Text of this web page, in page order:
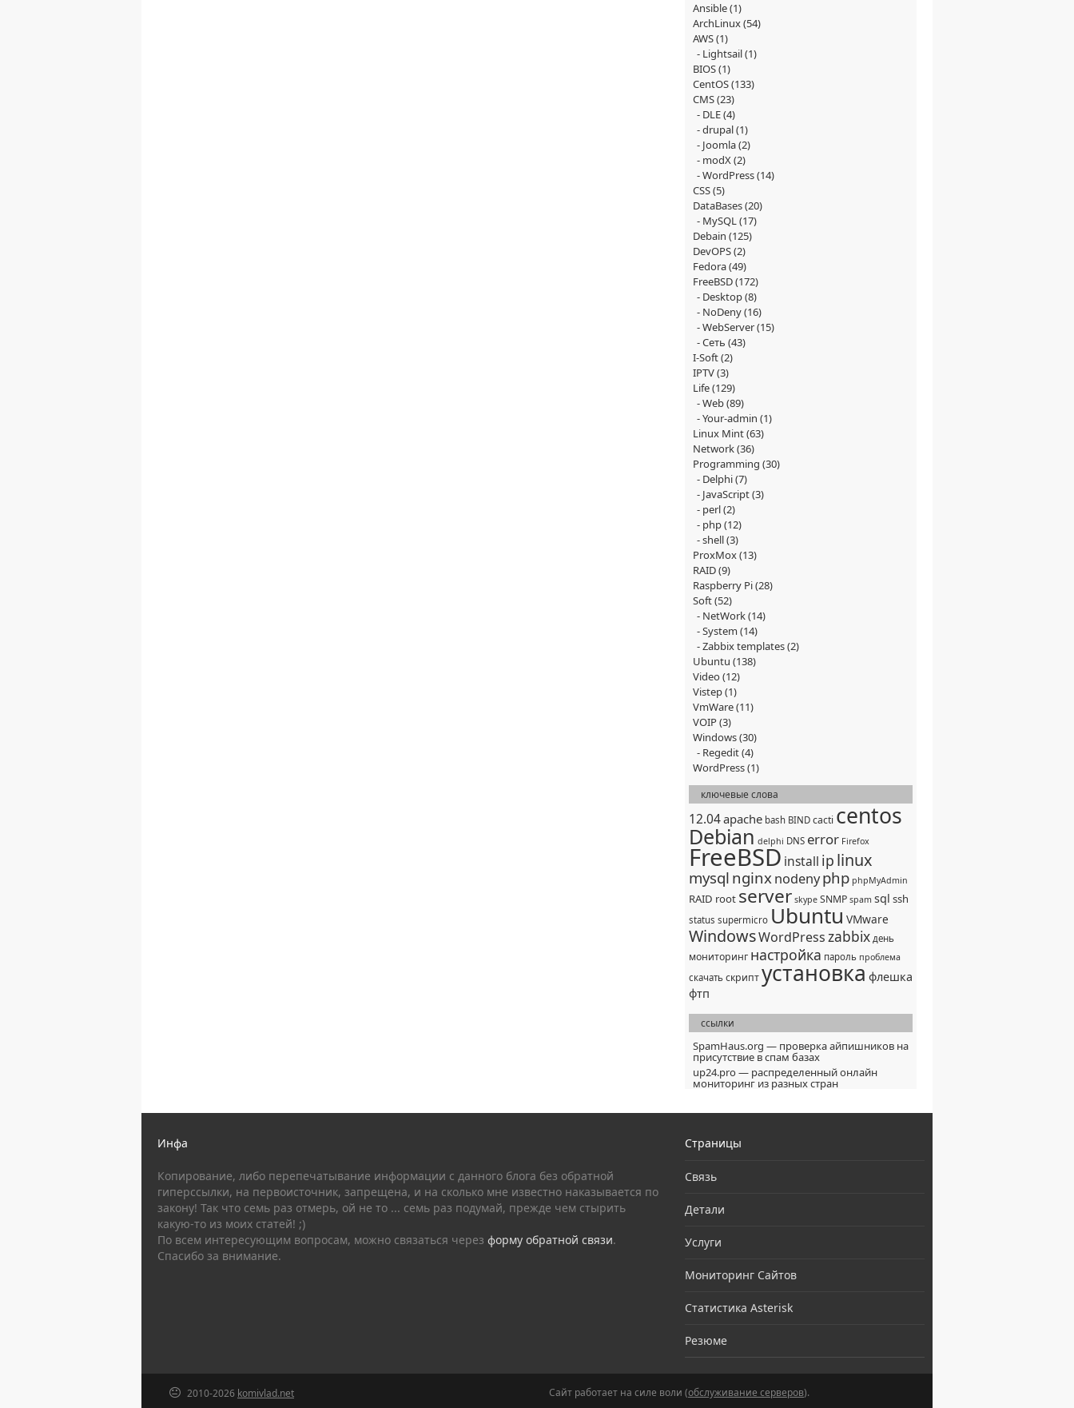
Ansible(1)
ArchLinux(54)
AWS(1)
Lightsail(1)
BIOS(1)
CentOS(133)
CMS(23)
DLE(4)
drupal(1)
Joomla(2)
modX(2)
WordPress(14)
CSS(5)
DataBases(20)
MySQL(17)
Debain (125)
DevOPS(2)
Fedora(49)
FreeBSD(172)
Desktop(8)
NoDeny(16)
WebServer(15)
Сеть (43)
I-Soft(2)
IPTV(3)
Life(129)
Web(89)
Your-admin (1)
Linux Mint(63)
Network(36)
Programming (30)
Delphi(7)
JavaScript(3)
perl(2)
php(12)
shell(3)
ProxMox(13)
RAID(9)
Raspberry Pi(28)
Soft(52)
NetWork(14)
System (14)
Zabbix templates(2)
Ubuntu (138)
Video(12)
Vistep(1)
VmWare(11)
VOIP(3)
Windows(30)
Regedit(4)
WordPress(1)
ключевые слова
12.04apache bash BIND cacti centos
Debian delphi DNS error Firefox
FreeBSD install ip linux
mysql nginxnodenyphp phpMyAdmin
RAID root server skype SNMP spam sql ssh
status supermicro Ubuntu VMware
WindowsWordPresszabbix день
мониторинг настройка пароль проблема
скачать скриптустановка флешка
фтп
ссылки
SpamHaus.org — проверка айпишников на
присутствие в спам базах
up24.pro — распределенный онлайн
мониторинг из разных стран
Инфа
Копирование, либо перепечатывание информации с данного блога без обратной
гиперссылки, на первоисточник, запрещена, и на сколько мне известно наказывается по
закону! Так что семь раз отмерь, ой не то ... семь раз подумай, прежде чем стырить
какую-то из моих статей! ;)
По всем интересующим вопросам, можно связаться через форму обратной связи.
Спасибо за внимание.
Страницы
Связь
Детали
Услуги
Мониторинг Сайтов
Статистика Asterisk
Резюме
2010-2026 komivlad.net Сайт работает на силе воли (обслуживание серверов).